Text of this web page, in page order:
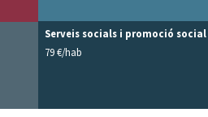
Serveis socials i promoció social
79 €/hab